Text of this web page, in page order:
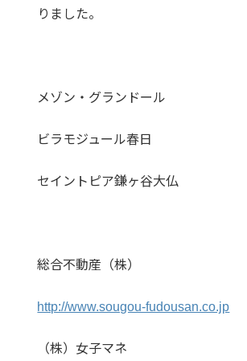
りました。
メゾン・グランドール
ビラモジュール春日
セイントピア鎌ヶ谷大仏
総合不動産（株）
http://www.sougou-fudousan.co.jp
（株）女子マネ